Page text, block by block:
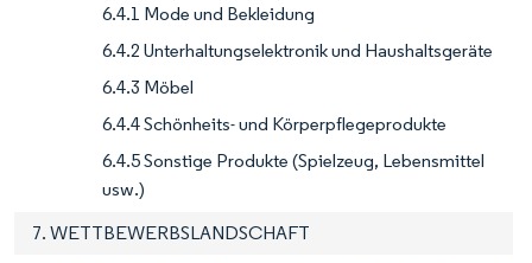
6.4.1 Mode und Bekleidung
6.4.2 Unterhaltungselektronik und Haushaltsgeräte
6.4.3 Möbel
6.4.4 Schönheits- und Körperpflegeprodukte
6.4.5 Sonstige Produkte (Spielzeug, Lebensmittel
usw.)
7. WETTBEWERBSLANDSCHAFT